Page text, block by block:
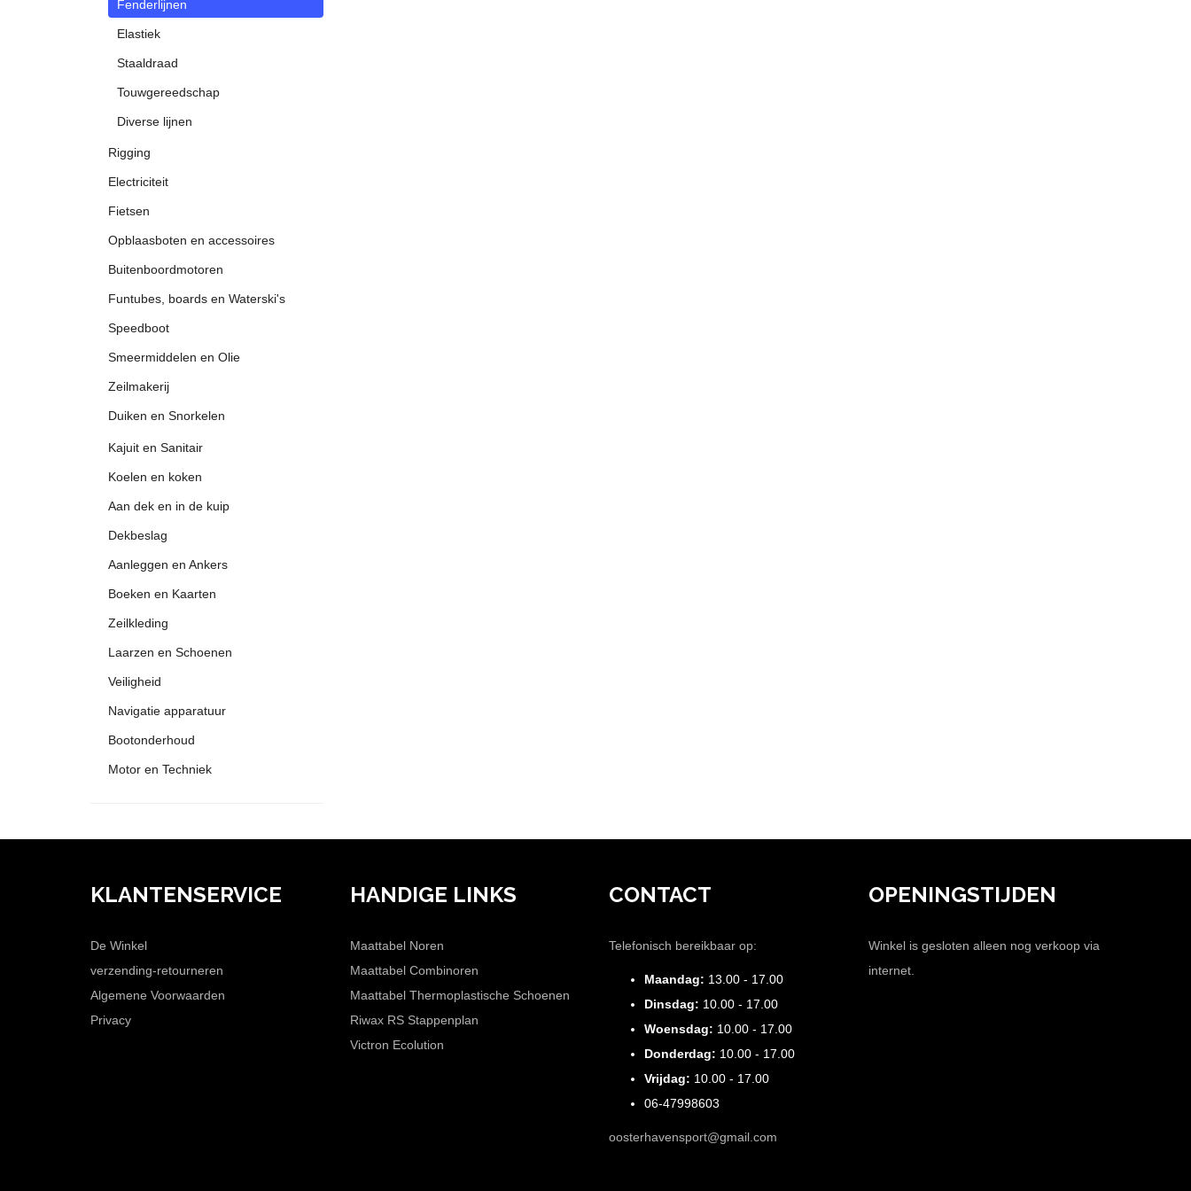
Fenderlijnen
Elastiek
Staaldraad
Touwgereedschap
Diverse lijnen
Rigging
Electriciteit
Fietsen
Opblaasboten en accessoires
Buitenboordmotoren
Funtubes, boards en Waterski's
Speedboot
Smeermiddelen en Olie
Zeilmakerij
Duiken en Snorkelen
Kajuit en Sanitair
Koelen en koken
Aan dek en in de kuip
Dekbeslag
Aanleggen en Ankers
Boeken en Kaarten
Zeilkleding
Laarzen en Schoenen
Veiligheid
Navigatie apparatuur
Bootonderhoud
Motor en Techniek
KLANTENSERVICE
De Winkel
verzending-retourneren
Algemene Voorwaarden
Privacy
HANDIGE LINKS
Maattabel Noren
Maattabel Combinoren
Maattabel Thermoplastische Schoenen
Riwax RS Stappenplan
Victron Ecolution
CONTACT
Telefonisch bereikbaar op:
Maandag: 13.00 - 17.00
Dinsdag: 10.00 - 17.00
Woensdag: 10.00 - 17.00
Donderdag: 10.00 - 17.00
Vrijdag: 10.00 - 17.00
06-47998603
oosterhavensport@gmail.com
OPENINGSTIJDEN
Winkel is gesloten alleen nog verkoop via
internet.